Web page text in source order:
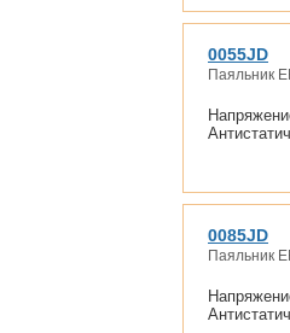
0055JD
Паяльник
0085JD
Паяльник